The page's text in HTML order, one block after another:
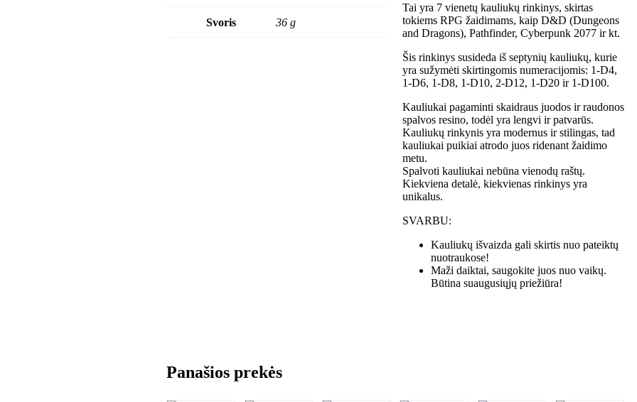
Svoris 36 g
Tai yra 7 vienetų kauliukų rinkinys, skirtas
tokiems RPG žaidimams, kaip D&D (Dungeons
and Dragons), Pathfinder, Cyberpunk 2077 ir kt.
Šis rinkinys susideda iš septynių kauliukų, kurie
yra sužymėti skirtingomis numeracijomis: 1-D4,
1-D6, 1-D8, 1-D10, 2-D12, 1-D20 ir 1-D100.
Kauliukai pagaminti skaidraus juodos ir raudonos
spalvos resino, todėl yra lengvi ir patvarūs.
Kauliukų rinkynis yra modernus ir stilingas, tad
kauliukai puikiai atrodo juos ridenant žaidimo
metu.
Spalvoti kauliukai nebūna vienodų raštų.
Kiekviena detalė, kiekvienas rinkinys yra
unikalus.
SVARBU:
Kauliukų išvaizda gali skirtis nuo pateiktų
nuotraukose!
Maži daiktai, saugokite juos nuo vaikų.
Būtina suaugusiųjų priežiūra!
Panašios prekės